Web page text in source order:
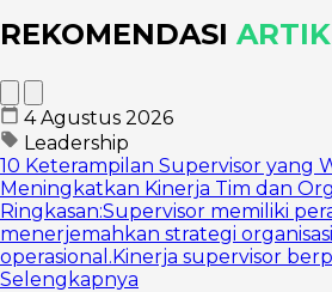
REKOMENDASI
4 Agustus 2026
Leadership
10 Keterampilan Supervisor yang
Meningkatkan Kinerja Tim dan
Ringkasan:Supervisor memiliki
menerjemahkan strategi
operasional.Kinerja supervisor
Selengkapnya